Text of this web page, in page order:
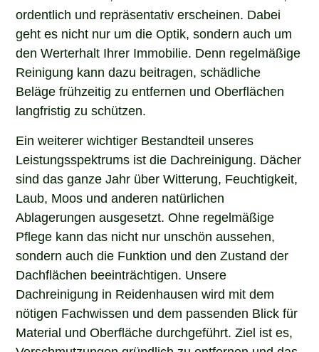
ordentlich und repräsentativ erscheinen. Dabei
geht es nicht nur um die Optik, sondern auch um
den Werterhalt Ihrer Immobilie. Denn regelmäßige
Reinigung kann dazu beitragen, schädliche
Beläge frühzeitig zu entfernen und Oberflächen
langfristig zu schützen.
Ein weiterer wichtiger Bestandteil unseres
Leistungsspektrums ist die Dachreinigung. Dächer
sind das ganze Jahr über Witterung, Feuchtigkeit,
Laub, Moos und anderen natürlichen
Ablagerungen ausgesetzt. Ohne regelmäßige
Pflege kann das nicht nur unschön aussehen,
sondern auch die Funktion und den Zustand der
Dachflächen beeinträchtigen. Unsere
Dachreinigung in Reidenhausen wird mit dem
nötigen Fachwissen und dem passenden Blick für
Material und Oberfläche durchgeführt. Ziel ist es,
Verschmutzungen gründlich zu entfernen und das